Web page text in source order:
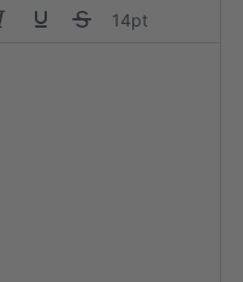
14pt